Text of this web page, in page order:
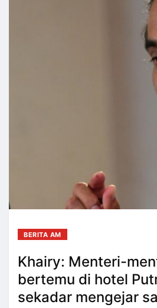
BERITA AM
Khairy: Menteri-
bertemu di hotel
sekadar mengejar